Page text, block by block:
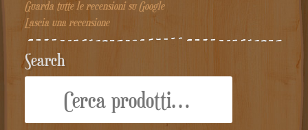
Guarda tutte le recensioni su Google
Lascia una recensione
Search